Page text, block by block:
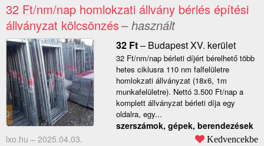
32 Ft/nm/nap homlokzati állvány bérlés építési
állványzat kölcsönzés– használt
32 Ft– Budapest XV. kerület
32 Ft/nm/nap bérleti díjért bérelhető több
hetes ciklusra 110 nm falfelületre
homlokzati állványzat (18x6, 1m
munkafelületre). Nettó 3.500 Ft/nap a
komplett állványzat bérleti díja egy
oldalra, egy...
szerszámok, gépek, berendezések
lxo.hu – 2025.04.03. Kedvencekbe